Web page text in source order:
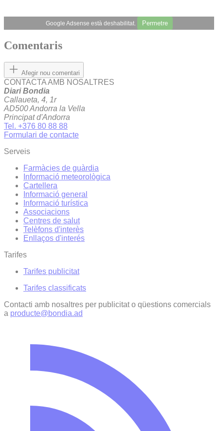
Google Adsense està deshabilitat. Permetre
Comentaris
Afegir nou comentari
CONTACTA AMB NOSALTRES
Diari Bondia
Callaueta, 4, 1r
AD500 Andorra la Vella
Principat d'Andorra
Tel. +376 80 88 88
Formulari de contacte
Serveis
Farmàcies de guàrdia
Informació meteorològica
Cartellera
Informació general
Informació turística
Associacions
Centres de salut
Telèfons d'interès
Enllaços d'interés
Tarifes
Tarifes publicitat
Tarifes classificats
Contacti amb nosaltres per publicitat o qüestions comercials
a producte@bondia.ad